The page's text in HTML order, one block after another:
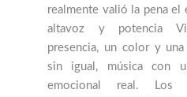
realmente valió la pena el
altavoz y potencia
presencia, un color y
sin igual, música con
emocional real. Los